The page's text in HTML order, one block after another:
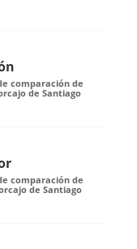
comparación de
de Santiago
comparación de
de Santiago